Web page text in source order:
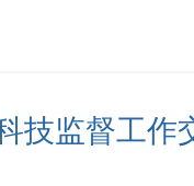
技监督工作